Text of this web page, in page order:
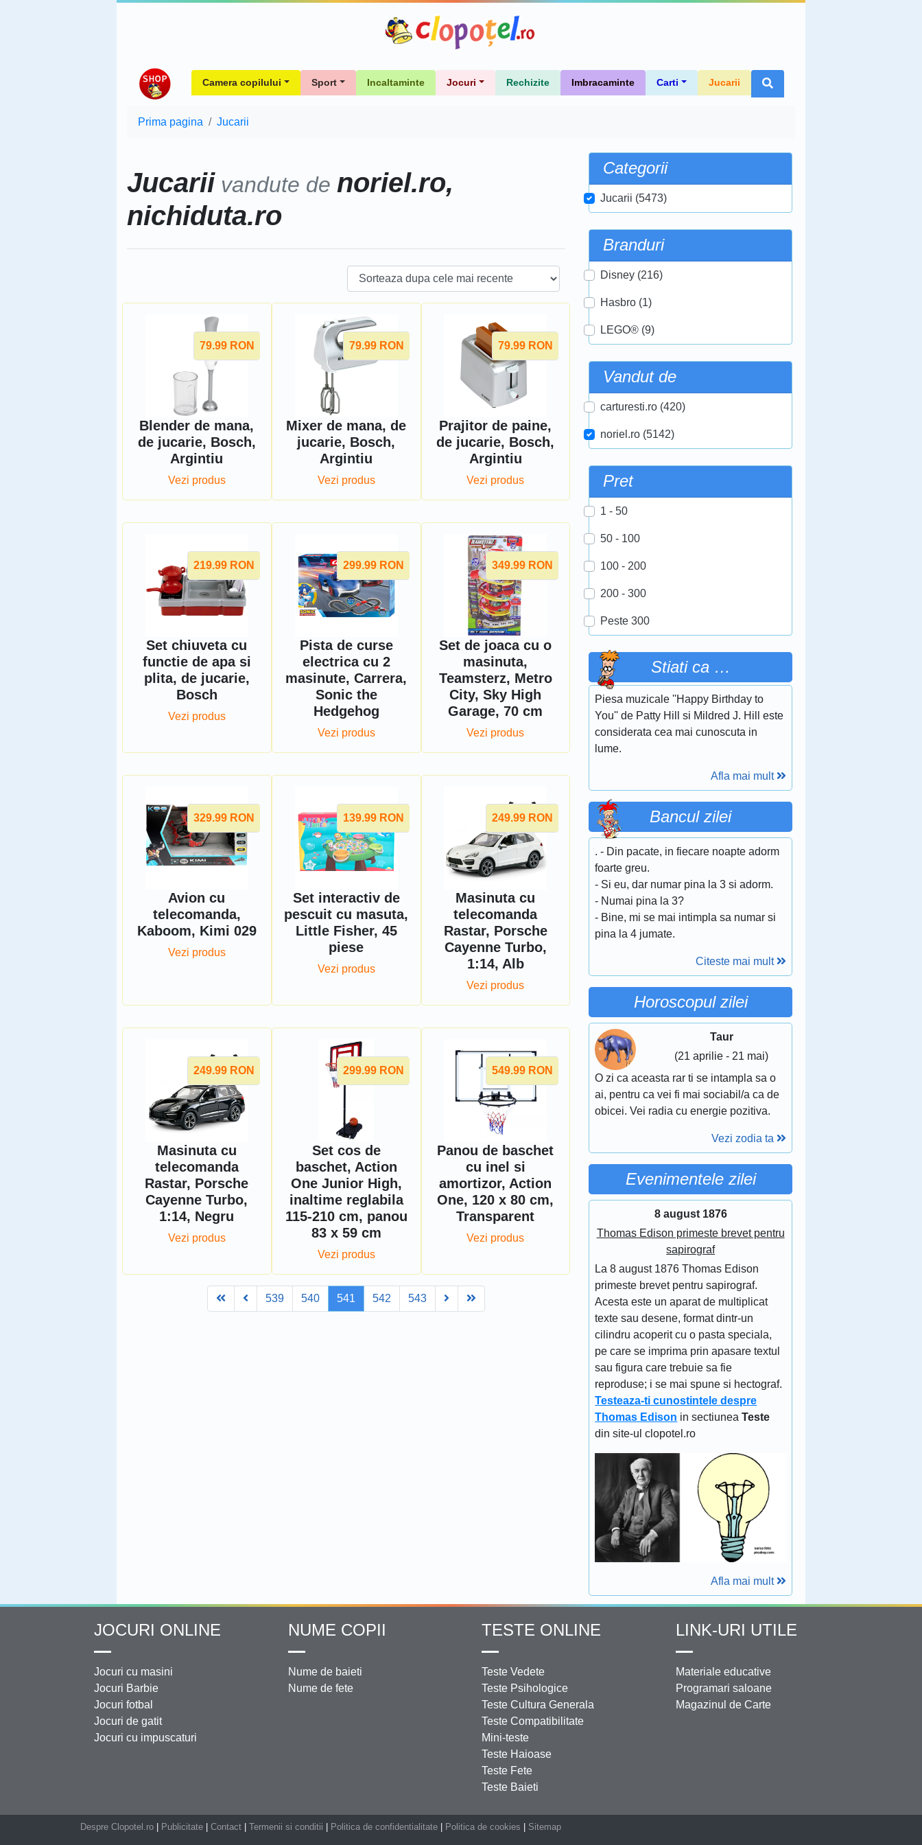
Camera copilului Sport Incaltaminte Jocuri Rechizite Imbracaminte Carti Jucarii
Prima pagina Jucarii
Jucarii vandute de noriel.ro,
nichiduta.ro
79.99 RON
Blender de mana,
de jucarie, Bosch,
Argintiu
Vezi produs
79.99 RON
Mixer de mana, de
jucarie, Bosch,
Argintiu
Vezi produs
79.99 RON
Prajitor de paine,
de jucarie, Bosch,
Argintiu
Vezi produs
219.99 RON
Set chiuveta cu
functie de apa si
plita, de jucarie,
Bosch
Vezi produs
299.99 RON
Pista de curse
electrica cu 2
masinute, Carrera,
Sonic the
Hedgehog
Vezi produs
349.99 RON
Set de joaca cu o
masinuta,
Teamsterz, Metro
City, Sky High
Garage, 70 cm
Vezi produs
329.99 RON
Avion cu
telecomanda,
Kaboom, Kimi 029
Vezi produs
139.99 RON
Set interactiv de
pescuit cu masuta,
Little Fisher, 45
piese
Vezi produs
249.99 RON
Masinuta cu
telecomanda
Rastar, Porsche
Cayenne Turbo,
1:14, Alb
Vezi produs
249.99 RON
Masinuta cu
telecomanda
Rastar, Porsche
Cayenne Turbo,
1:14, Negru
Vezi produs
299.99 RON
Set cos de
baschet, Action
One Junior High,
inaltime reglabila
115-210 cm, panou
83 x 59 cm
Vezi produs
549.99 RON
Panou de baschet
cu inel si
amortizor, Action
One, 120 x 80 cm,
Transparent
Vezi produs
FirstPrev539 540 541 542 543 Next
Categorii
Jucarii (5473)
Branduri
Disney (216)
Hasbro (1)
LEGO® (9)
Vandut de
carturesti.ro (420)
noriel.ro (5142)
Pret
1 - 50
50 - 100
100 - 200
200 - 300
Peste 300
Stiati ca …
Piesa muzicale ''Happy Birthday to
You'' de Patty Hill si Mildred J. Hill este
considerata cea mai cunoscuta in
lume.
Afla mai mult
Bancul zilei
. - Din pacate, in fiecare noapte adorm
foarte greu.
- Si eu, dar numar pina la 3 si adorm.
- Numai pina la 3?
- Bine, mi se mai intimpla sa numar si
pina la 4 jumate.
Citeste mai mult
Horoscopul zilei
Taur
(21 aprilie - 21 mai)
O zi ca aceasta rar ti se intampla sa o
ai, pentru ca vei fi mai sociabil/a ca de
obicei. Vei radia cu energie pozitiva.
Vezi zodia ta
Evenimentele zilei
8 august 1876
Thomas Edison primeste brevet pentru
sapirograf
La 8 august 1876 Thomas Edison
primeste brevet pentru sapirograf.
Acesta este un aparat de multiplicat
texte sau desene, format dintr-un
cilindru acoperit cu o pasta speciala,
pe care se imprima prin apasare textul
sau figura care trebuie sa fie
reproduse; i se mai spune si hectograf.
Testeaza-ti cunostintele despre
Thomas Edison in sectiuneaTeste
din site-ul clopotel.ro
Afla mai mult
JOCURI ONLINE
Jocuri cu masini
Jocuri Barbie
Jocuri fotbal
Jocuri de gatit
Jocuri cu impuscaturi
NUME COPII
Nume de baieti
Nume de fete
TESTE ONLINE
Teste Vedete
Teste Psihologice
Teste Cultura Generala
Teste Compatibilitate
Mini-teste
Teste Haioase
Teste Fete
Teste Baieti
LINK-URI UTILE
Materiale educative
Programari saloane
Magazinul de Carte
Despre Clopotel.ro Publicitate Contact Termenii si conditii Politica de confidentialitate Politica de cookies Sitemap